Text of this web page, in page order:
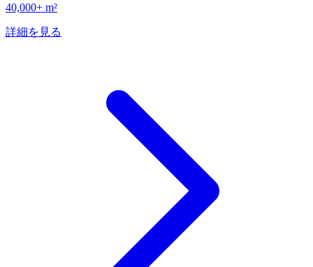
40,000+ m²
詳細を見る